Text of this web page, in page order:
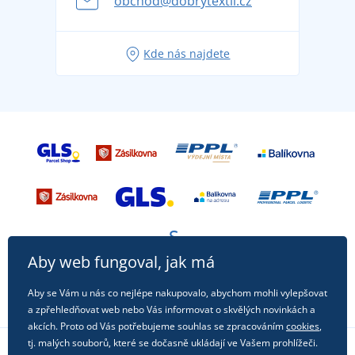
Tipy na svěží outfity pro pohodové léto
Kde nás najdete
Aby web fungoval, jak má
Aby se Vám u nás co nejlépe nakupovalo, abychom mohli vylepšovat
a zpřehledňovat web nebo Vás informovat o skvělých novinkách a
akcích. Proto od Vás potřebujeme souhlas se zpracovánímcookies,
tj. malých souborů, které se dočasně ukládají ve Vašem prohlížeči.